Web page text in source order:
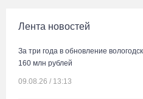
Лента новостей
За три года в обновление
160 млн рублей
09.08.26 / 13:13